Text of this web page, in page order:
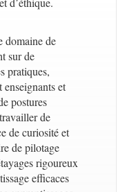
domaine de
sur de
pratiques,
et
postures
de
de curiosité et
de pilotage
rigoureux
efficaces